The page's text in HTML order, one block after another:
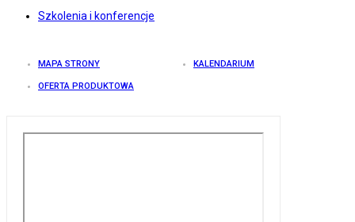
Szkolenia i konferencje
MAPA STRONY KALENDARIUM
OFERTA PRODUKTOWA